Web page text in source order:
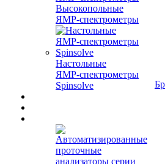
Высокопольные
ЯМР‑спектрометры
Настольные
ЯМР‑спектрометры
Spinsolve